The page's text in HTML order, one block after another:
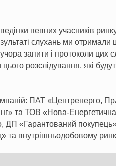
певних учасників
слухань ми отримали
запити і протоколи цих
розслідування, які
ПАТ «Центренерго,
та ТОВ «Нова-
«Гарантований
та внутрішньодобовому